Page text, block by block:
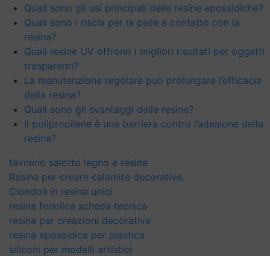
Quali sono gli usi principali delle resine epossidiche?
Quali sono i rischi per la pelle a contatto con la
resina?
Quali resine UV offrono i migliori risultati per oggetti
trasparenti?
La manutenzione regolare può prolungare l’efficacia
della resina?
Quali sono gli svantaggi delle resine?
Il polipropilene è una barriera contro l’adesione della
resina?
tavolino salotto legno e resina
Resina per creare calamite decorative.
Ciondoli in resina unici
resina fenolica scheda tecnica
resina per creazioni decorative
resina epossidica per plastica
siliconi per modelli artistici